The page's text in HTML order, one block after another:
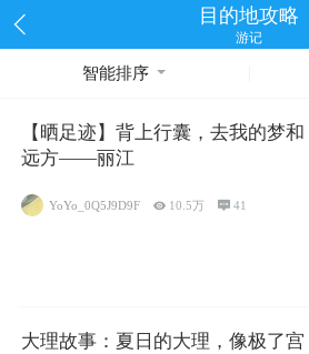
目的地攻略
游记
智能排序
【晒足迹】背上行囊，去我的梦和
远方——丽江
YoYo_0Q5J9D9F  10.5万 41
大理故事：夏日的大理，像极了宫